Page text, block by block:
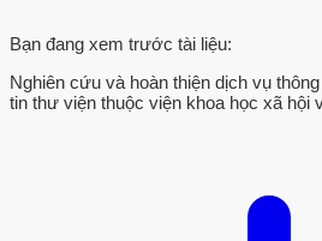
Bạn đang xem trước tài liệu:
Nghiên cứu và hoàn thiện dịch vụ
tin thư viện thuộc viện khoa học xã hội